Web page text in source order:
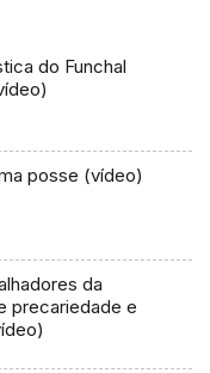
do Funchal
posse (vídeo)
da
precariedade e